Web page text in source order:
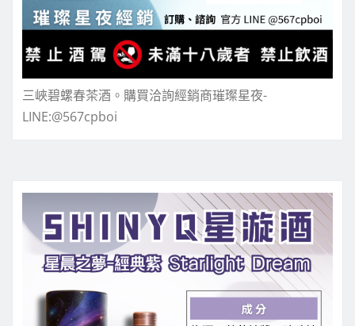
三峽碧螺春茶酒。購買洽詢經銷商璀璨星夜-
LINE:@567cpboi